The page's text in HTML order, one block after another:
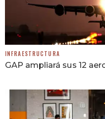
INFRAESTRUCTURA
GAP ampliará sus 12